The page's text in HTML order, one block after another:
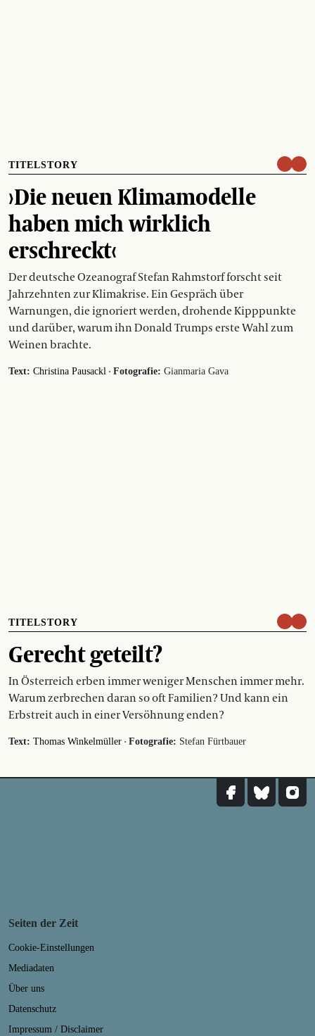
TITELSTORY
›Die neuen Klimamodelle
haben mich wirklich
erschreckt‹
Der deutsche Ozeanograf Stefan Rahmstorf forscht seit
Jahrzehnten zur Klimakrise. Ein Gespräch über
Warnungen, die ignoriert werden, drohende Kipppunkte
und darüber, warum ihn Donald Trumps erste Wahl zum
Weinen brachte.
Text: Christina Pausackl · Fotografie: Gianmaria Gava
TITELSTORY
Gerecht geteilt?
In Österreich erben immer weniger Menschen immer mehr.
Warum zerbrechen daran so oft Familien? Und kann ein
Erbstreit auch in einer Versöhnung enden?
Text: Thomas Winkelmüller · Fotografie: Stefan Fürtbauer
Seiten der Zeit
Cookie-Einstellungen
Mediadaten
Über uns
Datenschutz
Impressum / Disclaimer